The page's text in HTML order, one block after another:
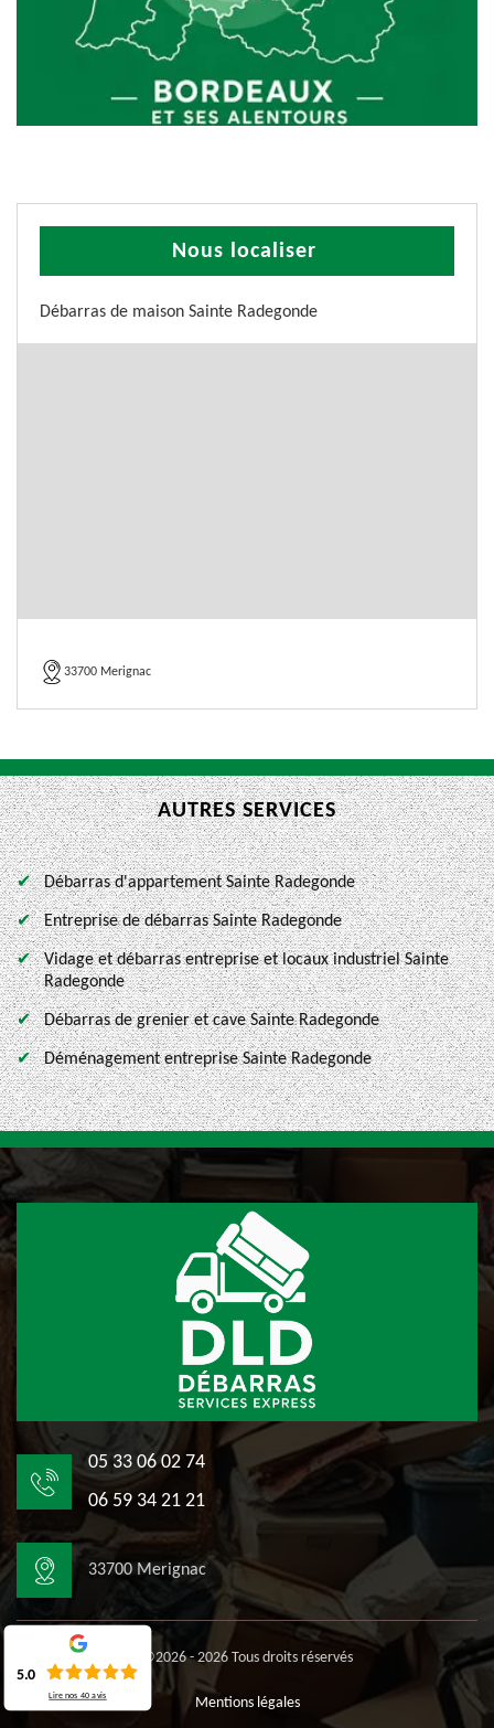
Nous localiser
Débarras de maison Sainte Radegonde
33700 Merignac
AUTRES SERVICES
Débarras d'appartement Sainte Radegonde
Entreprise de débarras Sainte Radegonde
Vidage et débarras entreprise et locaux industriel Sainte
Radegonde
Débarras de grenier et cave Sainte Radegonde
Déménagement entreprise Sainte Radegonde
05 33 06 02 74
06 59 34 21 21
33700 Merignac
©2026 - 2026 Tous droits réservés
Mentions légales
5.0
Lire nos40 avis